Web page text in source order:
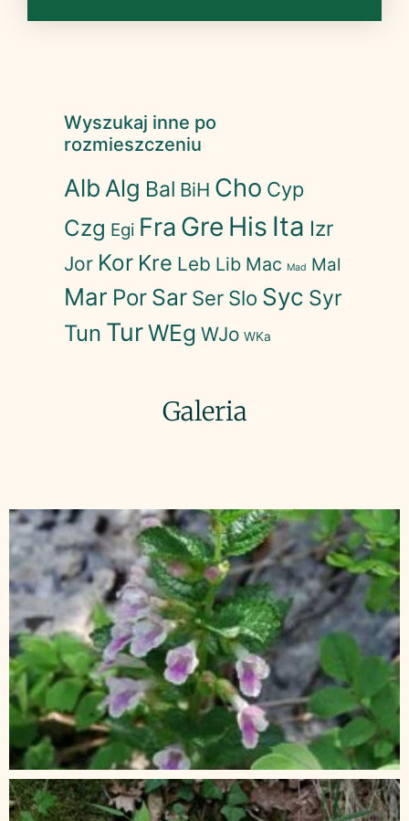
Wyszukaj inne po
rozmieszczeniu
Alb Alg Bal BiH Cho Cyp
Czg Egi Fra Gre His Ita Izr
Jor Kor Kre Leb Lib Mac Mad Mal
Mar Por Sar Ser Slo Syc Syr
Tun TurWEg WJo WKa
Galeria